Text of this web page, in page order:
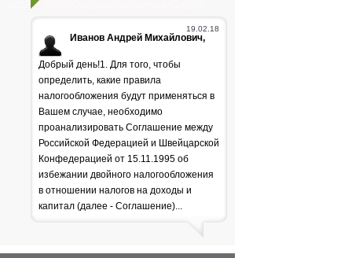
Генпрокуратура
раскритиковала положение
дел в лесной отрасли
19.02.18
Иванов Андрей Михайлович,
Добрый день!1. Для того, чтобы
определить, какие правила
налогообложения будут применяться в
Вашем случае, необходимо
проанализировать Соглашение между
Российской Федерацией и Швейцарской
Конфедерацией от 15.11.1995 об
избежании двойного налогообложения
в отношении налогов на доходы и
капитал (далее - Соглашение)...